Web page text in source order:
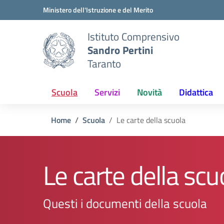
Vai ai contenuti
Vai al menu di navigazioneMinistero dell'Istruzione e del Merito
Istituto Comprensivo
Sandro Pertini
Taranto
Scuola Servizi Novità Didattica
Home Scuola Le carte della scuola
Le carte della
Questi i documenti della scuola